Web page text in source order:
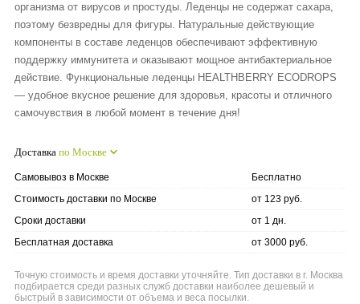
организма от вирусов и простуды. Леденцы не содержат сахара,
поэтому безвредны для фигуры. Натуральные действующие
компоненты в составе леденцов обеспечивают эффективную
поддержку иммунитета и оказывают мощное антибактериальное
действие. Функциональные леденцы HEALTHBERRY ECODROPS
— удобное вкусное решение для здоровья, красоты и отличного
самочувствия в любой момент в течение дня!
Доставка по Москве
Самовывоз в Москве
Бесплатно
Стоимость доставки по Москве
от 123 руб.
Сроки доставки
от 1 дн.
Бесплатная доставка
от 3000 руб.
Точную стоимость и время доставки уточняйте. Тип доставки в г. Москва
подбирается среди разных служб доставки наиболее дешевый и
быстрый в зависимости от объема и веса посылки.